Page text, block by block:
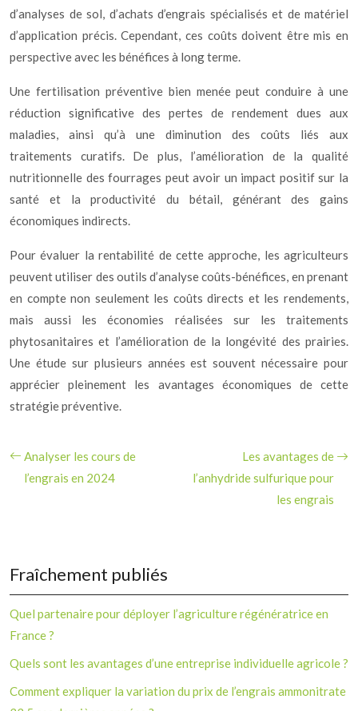
d’analyses de sol, d’achats d’engrais spécialisés et de matériel
d’application précis. Cependant, ces coûts doivent être mis en
perspective avec les bénéfices à long terme.
Une fertilisation préventive bien menée peut conduire à une
réduction significative des pertes de rendement dues aux
maladies, ainsi qu’à une diminution des coûts liés aux
traitements curatifs. De plus, l’amélioration de la qualité
nutritionnelle des fourrages peut avoir un impact positif sur la
santé et la productivité du bétail, générant des gains
économiques indirects.
Pour évaluer la rentabilité de cette approche, les agriculteurs
peuvent utiliser des outils d’analyse coûts-bénéfices, en prenant
en compte non seulement les coûts directs et les rendements,
mais aussi les économies réalisées sur les traitements
phytosanitaires et l’amélioration de la longévité des prairies.
Une étude sur plusieurs années est souvent nécessaire pour
apprécier pleinement les avantages économiques de cette
stratégie préventive.
Analyser les cours de
l’engrais en 2024
Les avantages de
l’anhydride sulfurique pour
les engrais
Fraîchement publiés
Quel partenaire pour déployer l’agriculture régénératrice en
France ?
Quels sont les avantages d’une entreprise individuelle agricole ?
Comment expliquer la variation du prix de l’engrais ammonitrate